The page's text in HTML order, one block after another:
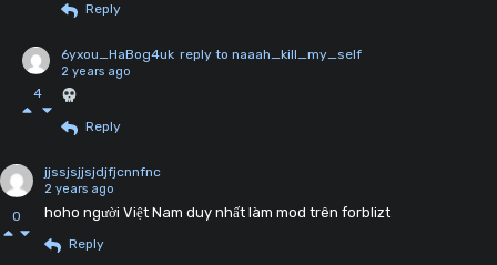
Reply
4
6yxou_HaBog4uk reply to naaah_kill_my_self
2 years ago
Reply
0
jjssjsjjsjdjfjcnnfnc
2 years ago
hoho người Việt Nam duy nhất làm mod trên forblizt
Reply